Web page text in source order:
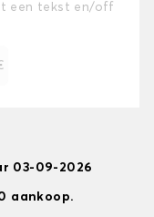
een tekst en/off
03-09-2026
aankoop.